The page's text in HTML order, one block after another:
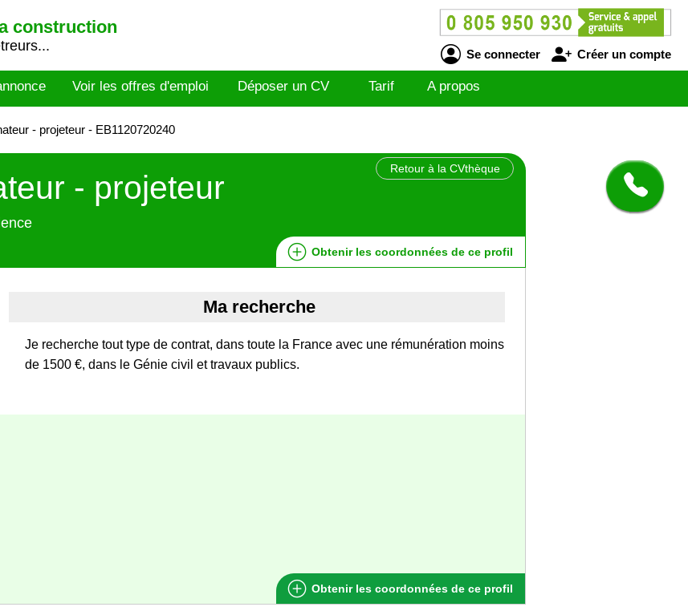
construction
Se connecter Créer un compte
Voir les offres d'emploi Déposer un CV Tarif A propos
- projeteur - EB1120720240
Retour à la CVthèque
- projeteur
Obtenir les coordonnées de ce profil
Ma recherche
Je recherche tout type de contrat, dans toute la France avec une rémunération moins
de 1500 €, dans le Génie civil et travaux publics.
Obtenir les coordonnées de ce profil